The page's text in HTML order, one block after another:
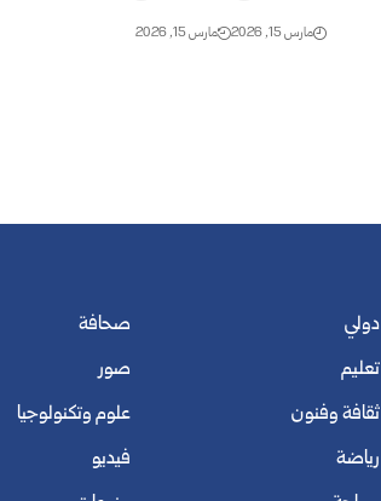
مارس 15, 2026 مارس 15, 2026
دولي
تعليم
ثقافة وفنون
رياضة
صحافة
صور
علوم وتكنولوجيا
فيديو